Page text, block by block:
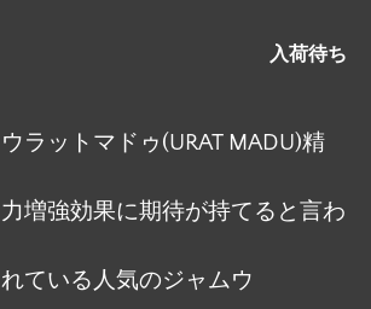
入荷待ち
ウラットマドゥ(URAT MADU)精
力増強効果に期待が持てると言わ
れている人気のジャムウ